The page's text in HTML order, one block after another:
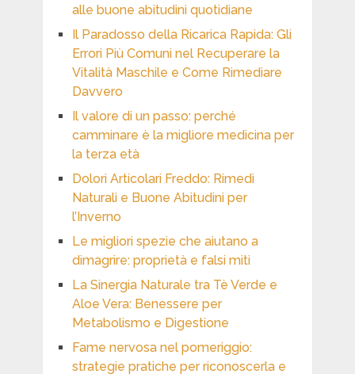
alle buone abitudini quotidiane
Il Paradosso della Ricarica Rapida: Gli
Errori Più Comuni nel Recuperare la
Vitalità Maschile e Come Rimediare
Davvero
Il valore di un passo: perché
camminare è la migliore medicina per
la terza età
Dolori Articolari Freddo: Rimedi
Naturali e Buone Abitudini per
l’Inverno
Le migliori spezie che aiutano a
dimagrire: proprietà e falsi miti
La Sinergia Naturale tra Tè Verde e
Aloe Vera: Benessere per
Metabolismo e Digestione
Fame nervosa nel pomeriggio:
strategie pratiche per riconoscerla e